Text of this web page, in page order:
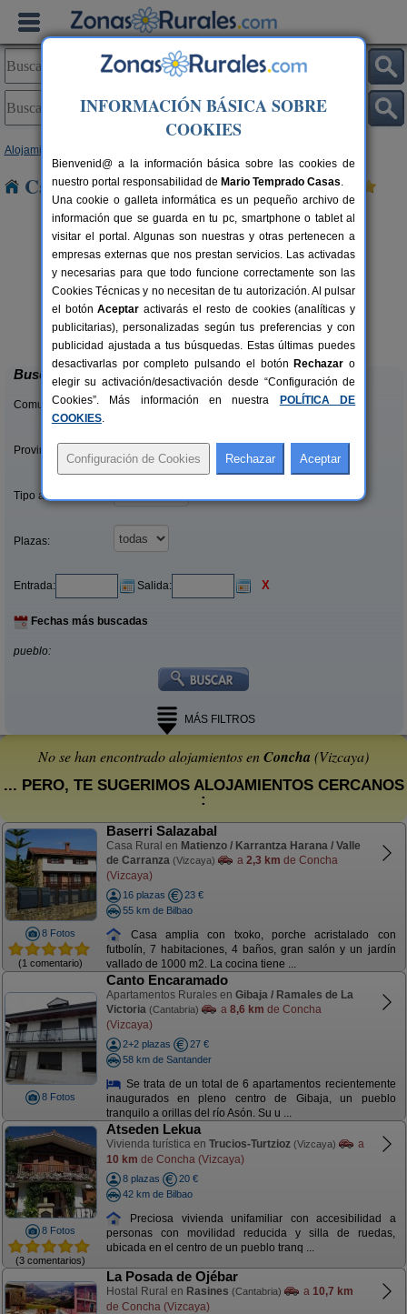
Alojamientos
Casas Rurales cerca de Concha
7 pers.
desde25 €
Bungalows Portuondo
Mundaka (Vizcaya)
Buscar
Comunidades:
Provincias/Islas:
Tipo alquiler:
Plazas:
Entrada: Salida: X
Fechas más buscadas
pueblo:
MÁS FILTROS
No se han encontrado alojamientos enConcha (Vizcaya)
... PERO, TE SUGERIMOS ALOJAMIENTOS CERCANOS
:
8 Fotos
(1 comentario)
Baserri Salazabal
Casa Rural en Matienzo / Karrantza Harana / Valle
de Carranza (Vizcaya) a 2,3 km de Concha
(Vizcaya)
16 plazas
23 €
55 km de Bilbao
Casa amplia con txoko, porche acristalado con
futbolín, 7 habitaciones, 4 baños, gran salón y un jardín
vallado de 1000 m2. La cocina tiene ...
8 Fotos
Canto Encaramado
Apartamentos Rurales en Gibaja / Ramales de La
Victoria (Cantabria) a 8,6 km de Concha
(Vizcaya)
2+2 plazas
27 €
58 km de Santander
Se trata de un total de 6 apartamentos recientemente
inaugurados en pleno centro de Gibaja, un pueblo
tranquilo a orillas del río Asón. Su u ...
8 Fotos
(3 comentarios)
Atseden Lekua
Vivienda turística en Trucios-Turtzioz (Vizcaya)
a
10 km de Concha (Vizcaya)
8 plazas
20 €
42 km de Bilbao
Preciosa vivienda unifamiliar con accesibilidad a
personas con movilidad reducida y silla de ruedas,
ubicada en el centro de un pueblo tranq ...
La Posada de Ojébar
Hostal Rural en Rasines (Cantabria) a 10,7 km
de Concha (Vizcaya)
INFORMACIÓN BÁSICA SOBRE
COOKIES
Bienvenid@ a la información básica sobre las cookies de
nuestro portal responsabilidad de Mario Temprado Casas.
Una cookie o galleta informática es un pequeño archivo de
información que se guarda en tu pc, smartphone o tablet al
visitar el portal. Algunas son nuestras y otras pertenecen a
empresas externas que nos prestan servicios. Las activadas
y necesarias para que todo funcione correctamente son las
Cookies Técnicas y no necesitan de tu autorización. Al pulsar
el botónAceptar activarás el resto de cookies (analíticas y
publicitarias), personalizadas según tus preferencias y con
publicidad ajustada a tus búsquedas. Estas últimas puedes
desactivarlas por completo pulsando el botón Rechazar o
elegir su activación/desactivación desde “Configuración de
Cookies”. Más información en nuestra
POLÍTICA DE
COOKIES.